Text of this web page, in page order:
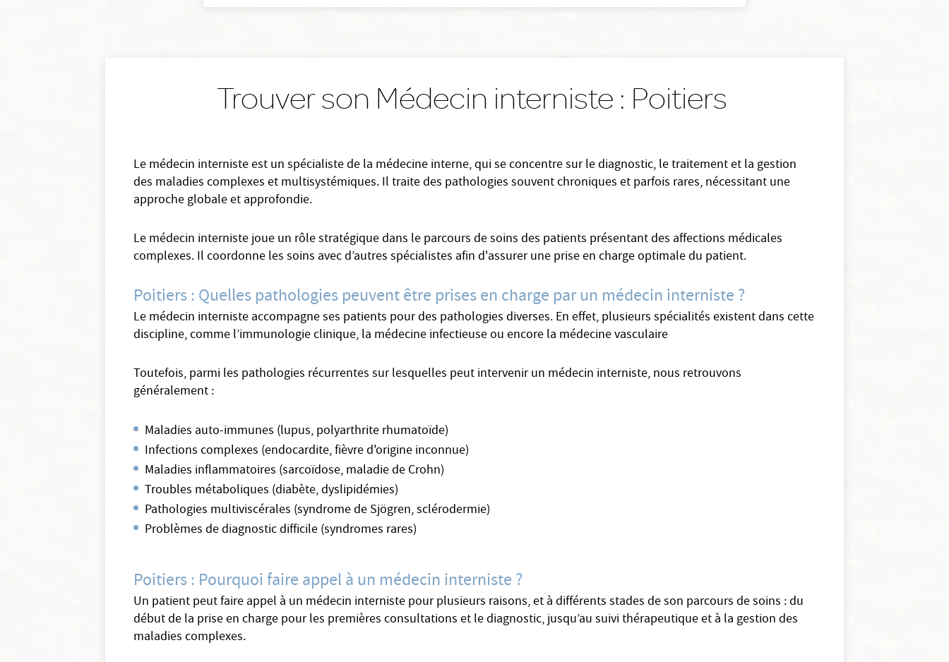
Trouver son Médecin interniste : Poitiers
Le médecin interniste est un spécialiste de la médecine interne, qui se concentre sur le diagnostic, le traitement et la gestion
des maladies complexes et multisystémiques. Il traite des pathologies souvent chroniques et parfois rares, nécessitant une
approche globale et approfondie.
Le médecin interniste joue un rôle stratégique dans le parcours de soins des patients présentant des affections médicales
complexes. Il coordonne les soins avec d’autres spécialistes afin d'assurer une prise en charge optimale du patient.
Poitiers : Quelles pathologies peuvent être prises en charge par un médecin interniste ?
Le médecin interniste accompagne ses patients pour des pathologies diverses. En effet, plusieurs spécialités existent dans cette
discipline, comme l’immunologie clinique, la médecine infectieuse ou encore la médecine vasculaire
Toutefois, parmi les pathologies récurrentes sur lesquelles peut intervenir un médecin interniste, nous retrouvons
généralement :
Maladies auto-immunes (lupus, polyarthrite rhumatoïde)
Infections complexes (endocardite, fièvre d'origine inconnue)
Maladies inflammatoires (sarcoïdose, maladie de Crohn)
Troubles métaboliques (diabète, dyslipidémies)
Pathologies multiviscérales (syndrome de Sjögren, sclérodermie)
Problèmes de diagnostic difficile (syndromes rares)
Poitiers : Pourquoi faire appel à un médecin interniste ?
Un patient peut faire appel à un médecin interniste pour plusieurs raisons, et à différents stades de son parcours de soins : du
début de la prise en charge pour les premières consultations et le diagnostic, jusqu’au suivi thérapeutique et à la gestion des
maladies complexes.